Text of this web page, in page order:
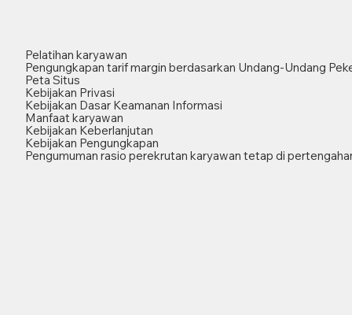
Pelatihan karyawan
Pengungkapan tarif margin berdasarkan Undang-Undang
Peta Situs
Kebijakan Privasi
Kebijakan Dasar Keamanan Informasi
Manfaat karyawan
Kebijakan Keberlanjutan
Kebijakan Pengungkapan
Pengumuman rasio perekrutan karyawan tetap di